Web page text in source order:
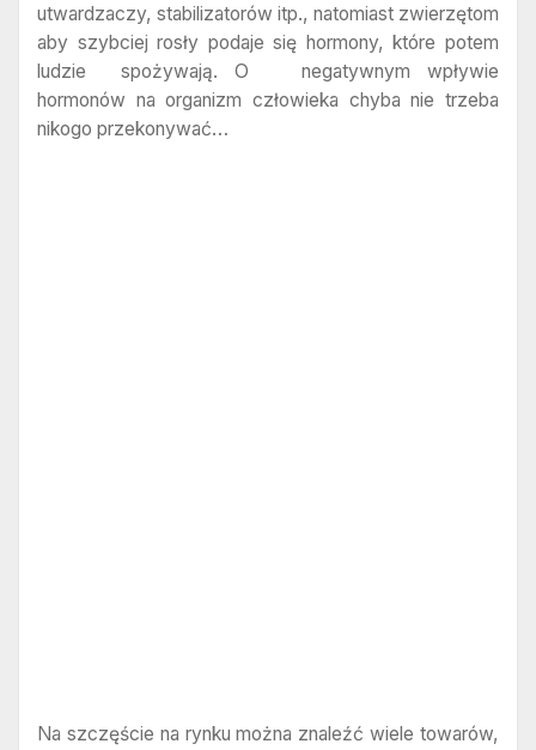
utwardzaczy, stabilizatorów itp., natomiast zwierzętom
aby szybciej rosły podaje się hormony, które potem
ludzie spożywają. O negatywnym wpływie
hormonów na organizm człowieka chyba nie trzeba
nikogo przekonywać…
Na szczęście na rynku można znaleźć wiele towarów,